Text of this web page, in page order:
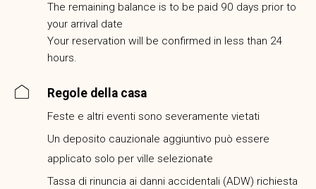
The remaining balance is to be paid 90 days prior to
your arrival date
Your reservation will be confirmed in less than 24
hours.
Regole della casa
Feste e altri eventi sono severamente vietati
Un deposito cauzionale aggiuntivo può essere
applicato solo per ville selezionate
Tassa di rinuncia ai danni accidentali (ADW) richiesta